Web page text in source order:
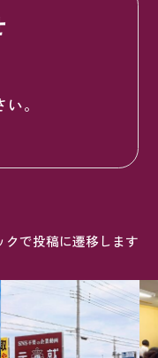
。
で投稿に遷移します